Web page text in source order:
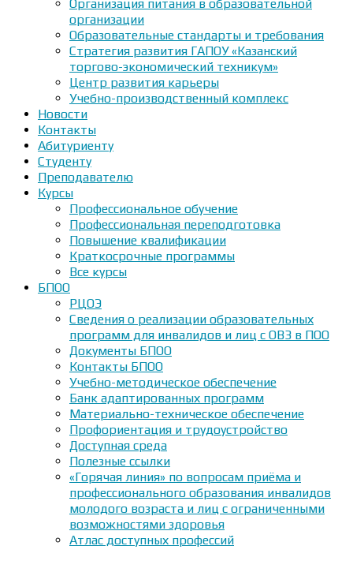
Организация питания в образовательной
организации
Образовательные стандарты и требования
Стратегия развития ГАПОУ «Казанский
торгово-экономический техникум»
Центр развития карьеры
Учебно-производственный комплекс
Новости
Контакты
Абитуриенту
Студенту
Преподавателю
Курсы
Профессиональное обучение
Профессиональная переподготовка
Повышение квалификации
Краткосрочные программы
Все курсы
БПОО
РЦОЭ
Сведения о реализации образовательных
программ для инвалидов и лиц с ОВЗ в ПОО
Документы БПОО
Контакты БПОО
Учебно-методическое обеспечение
Банк адаптированных программ
Материально-техническое обеспечение
Профориентация и трудоустройство
Доступная среда
Полезные ссылки
«Горячая линия» по вопросам приёма и
профессионального образования инвалидов
молодого возраста и лиц с ограниченными
возможностями здоровья
Атлас доступных профессий